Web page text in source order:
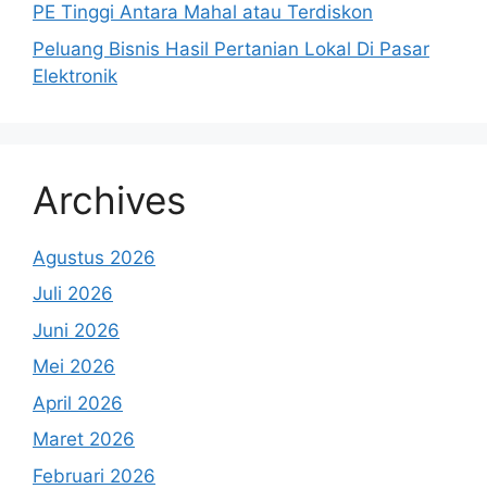
PE Tinggi Antara Mahal atau Terdiskon
Peluang Bisnis Hasil Pertanian Lokal Di Pasar
Elektronik
Archives
Agustus 2026
Juli 2026
Juni 2026
Mei 2026
April 2026
Maret 2026
Februari 2026